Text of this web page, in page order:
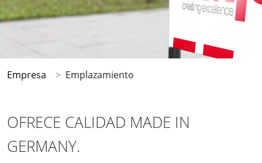
Empresa Emplazamiento
OFRECE CALIDAD MADE IN
GERMANY.